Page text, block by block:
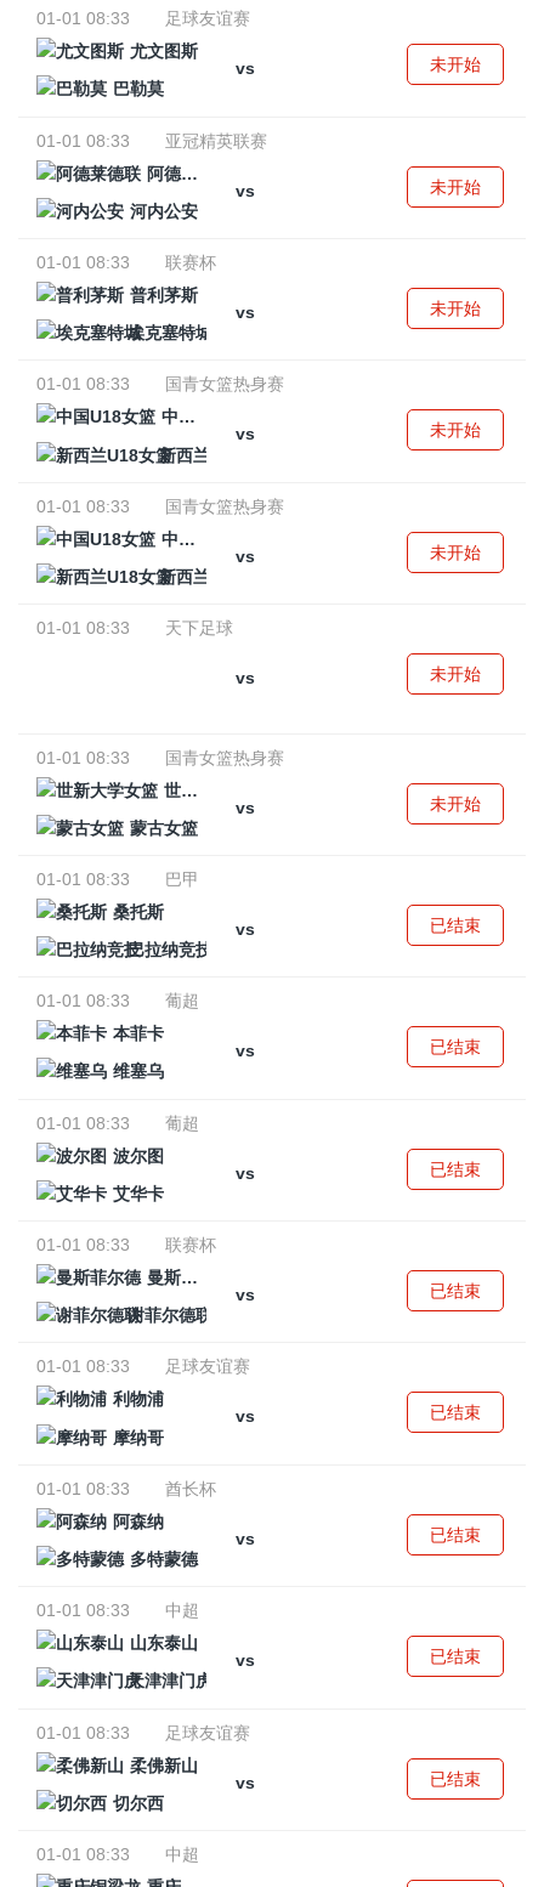
01-01 08:33
足球友谊赛
尤文图斯
vs
巴勒莫
未开始
01-01 08:33
亚冠精英联赛
阿德莱德联
vs
河内公安
未开始
01-01 08:33
联赛杯
普利茅斯
vs
埃克塞特城
未开始
01-01 08:33
国青女篮热身赛
中国U18女篮
vs
新西兰U18女篮
未开始
01-01 08:33
国青女篮热身赛
中国U18女篮
vs
新西兰U18女篮
未开始
01-01 08:33 天下足球
vs 未开始
01-01 08:33
国青女篮热身赛
世新大学女篮
vs
蒙古女篮
未开始
01-01 08:33
巴甲
桑托斯
vs
巴拉纳竞技
已结束
01-01 08:33
葡超
本菲卡
vs
维塞乌
已结束
01-01 08:33
葡超
波尔图
vs
艾华卡
已结束
01-01 08:33
联赛杯
曼斯菲尔德
vs
谢菲尔德联
已结束
01-01 08:33
足球友谊赛
利物浦
vs
摩纳哥
已结束
01-01 08:33
酋长杯
阿森纳
vs
多特蒙德
已结束
01-01 08:33
中超
山东泰山
vs
天津津门虎
已结束
01-01 08:33
足球友谊赛
柔佛新山
vs
切尔西
已结束
01-01 08:33
中超